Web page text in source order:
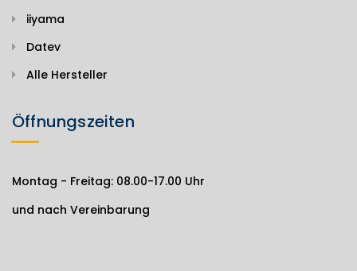
iiyama
Datev
Alle Hersteller
Öffnungszeiten
Montag - Freitag: 08.00-17.00 Uhr
und nach Vereinbarung